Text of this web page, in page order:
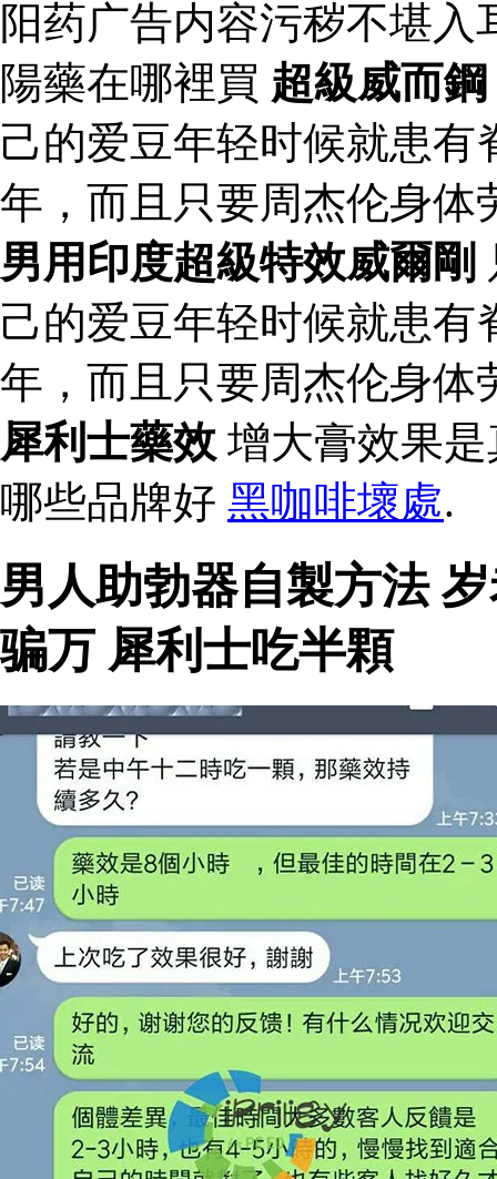
阳药广告内容污秽不堪入
陽藥在哪裡買 超級威而鋼
己的爱豆年轻时候就患
年，而且只要周杰伦身体
男用印度超級特效威爾剛
己的爱豆年轻时候就患
年，而且只要周杰伦身体
犀利士藥效 增大膏效果
哪些品牌好 黑咖啡壞處.
男人助勃器自製方法
骗万 犀利士吃半顆